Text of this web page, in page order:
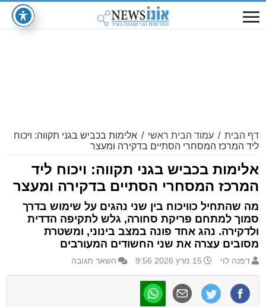
דף הבית / עמוד הבית ראשי / אלימות בכביש בגני תקווה: ויכוח
ליד המרכז המסחרי הסתיים בדקירה ומעצר
אלימות בכביש בגני תקווה: ויכוח ליד
המרכז המסחרי הסתיים בדקירה ומעצר
מה שהתחיל כוויכוח בין שני נהגים על שימוש בדרך
סמוך למתחם פריקת סחורה, גלש לתקיפה הדדית
ולדקירה. נהג אחד פונה במצב בינוני, ומשטרת
מסובים עצרה את שני החשודים המעורבים
דפנה לוי 15 מרץ 2026 9:56 השאר תגובה